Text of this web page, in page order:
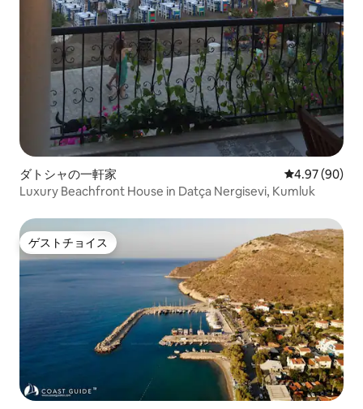
ダトシャの一軒家 レビュー90
4.97 (90)
Luxury Beachfront House in Datça Nergisevi, Kumluk
ゲストチョイス
ゲストチョイス